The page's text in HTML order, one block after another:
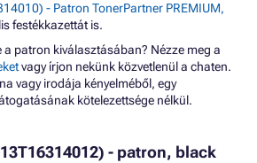
- Patron TonerPartner PREMIUM,
festékkazettát is.
a patron kiválasztásában? Nézze meg a
vagy írjon nekünk közvetlenül a chaten.
vagy irodája kényelméből, egy
kötelezettsége nélkül.
- patron, black